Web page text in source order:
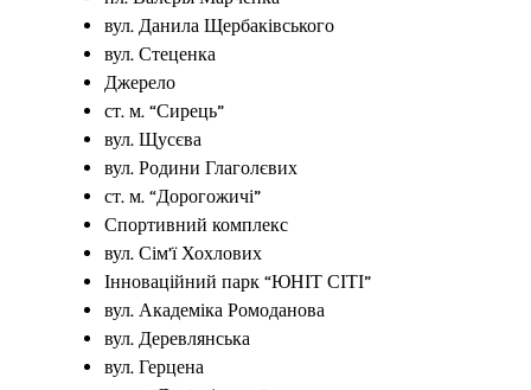
вул. Данила Щербаківського
вул. Стеценка
Джерело
ст. м. “Сирець”
вул. Щусєва
вул. Родини Глаголєвих
ст. м. “Дорогожичі”
Спортивний комплекс
вул. Сім’ї Хохлових
Інноваційний парк “ЮНІТ СІТІ”
вул. Академіка Ромоданова
вул. Деревлянська
вул. Герцена